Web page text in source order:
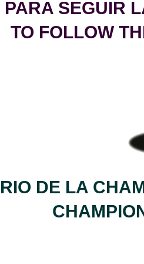
PARA SEGUIR
TO FOLLOW
DE LA
CHAMP